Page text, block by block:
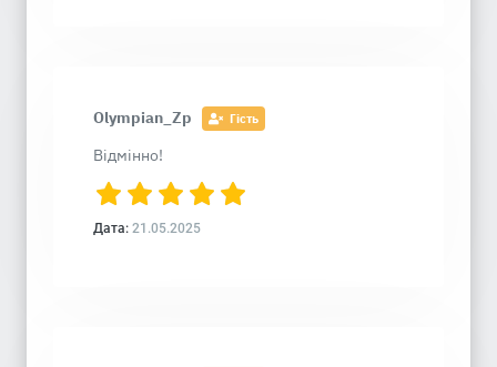
Olympian_Zp Гість
Відмінно!
Дата: 21.05.2025